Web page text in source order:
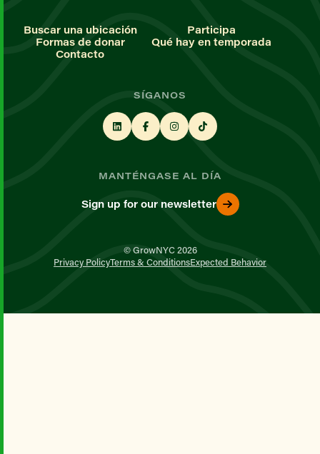
Buscar una ubicación
Participa
Formas de donar
Qué hay en temporada
Contacto
SÍGANOS
MANTÉNGASE AL DÍA
Sign up for our newsletter
© GrowNYC 2026
Privacy PolicyTerms & ConditionsExpected Behavior